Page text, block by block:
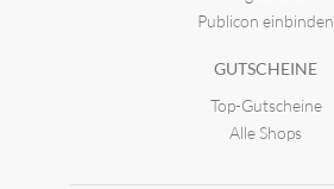
Publicon einbinden
GUTSCHEINE
Top-Gutscheine
Alle Shops